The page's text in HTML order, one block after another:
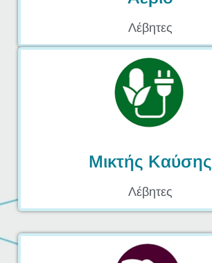
Λέβητες
Μικτής Καύσης
Λέβητες